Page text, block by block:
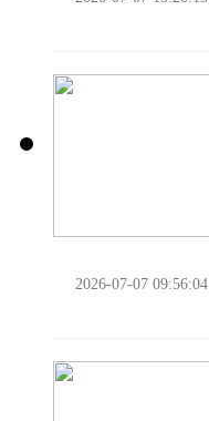
2026-07-07 09:56:04